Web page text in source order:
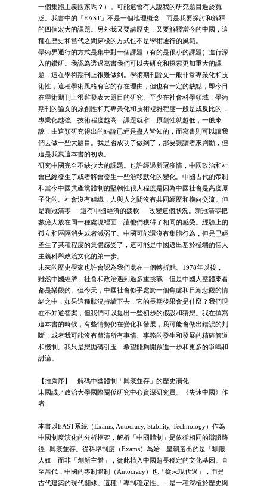
一個集體主義國家嗎？）。可能還會有人說我的研究題目過於寬
泛。我書中的「EAST」不是一個地理概念，而是我要探討和解釋
的四個宏大的課題。另外我又要講歷史，又要解釋當今的中國，這
種在歷史和當代之間穿梭的方式也不是學術通行的風範。
學術界通行的方式是集中對一個課題（有的是很小的課題）進行深
入的鑽研。我認為透過寫書我們可以去研究和探索更加重大的課
題，這在學術期刊上很難做到。學術期刊論文一般非常專業化和技
術性，這種學術風格有它的存在理由，但也有一定的缺點，即今日
在學術期刊上很難發表大題目的研究。至少在社會科學領域，學術
期刊的論文的原創性和其專業化和技術複雜程度一般是成反比的，
專業化越強，技術程度越高，課題就窄，原創性就越低，一般來
說，由這類研究得出的結論已經是盡人皆知的，而寫書則可以讓我
們去做一些大題目。我是否成功了做到了，那要讓讀者來判斷，但
這是我寫這本書的初衷。
研究中國完全不缺少大的課題。也許經過新冠疫情，中國政治和社
會已經發生了或者將會發生一些潛移默化的變化。中國古代的帝制
和當今中國共產黨體制的堅韌性很大程度是因為中國社會是高度原
子化的。社會沒有組織，人與人之間沒有共同經歷和橫向交流。但
是新冠清零──還有中國經濟的疲軟──改變這個狀況。新冠清零把
數億人放在同一種處境裡面，讓他們獲得了相同的感受。經驗上的
孤立和區隔消失或者減弱了。中國可能還沒有集體行為，但是已經
產生了某種程度的集體感受了，這可能是中國邁出基於極端的個人
主義科舉政治文化的第一步。
未來的歷史學家也許會認為我們處在一個轉折點。1978年以後，
雖然中國經濟、社會和政治遇到過多重挑戰，但是中國人整體來看
都是樂觀的。但今天，中國社會似乎處於一個焦慮和日漸悲觀的情
緒之中，如果這種狀況持續下去，它的長期後果會是什麼？我們現
在不知道答案，但我們可以提出一些初步的假設和猜想。我在撰寫
這本書的時候，有些情勢仍在變化和發展，我可能會做出錯誤的判
斷，或者我可能沒有釐清所有事情、事務的發生和發展的精確管道
和機制。我只是想拋磚引玉，希望能夠開啟進一步和更多的爭鳴和
討論。
【推薦序】 解碼中國體制「興衰並存」的歷史演化
宋國誠／政治大學國際關係研究中心資深研究員、《失速中國》作
者
本書以EAST系統（Exams, Autocracy, Stability, Technology）作為
中國制度演化的分析框架，解析「中國體制」是依循相同的辯證路
徑─興衰並存。從科舉制度（Exams）為始，皇朝選出的是「馴服
人奴」而非「創新主體」，從此植入中國超長穩定的文化基因。直
至當代，中國的專制體制（Autocracy）也「從未現代過」，而是
古代建築的現代翻修。這種「專制穩定性」，是一種深植於歷史與